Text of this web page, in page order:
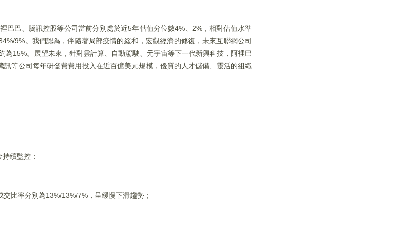
巴巴、騰訊控股等公司當前分別處於近5年估值分位數4%、2%，相對估值水準
9%。我們認為，伴隨著局部疫情的緩和，宏觀經濟的修復，未來互聯網公司
15%。展望未來，針對雲計算、自動駕駛、元宇宙等下一代新興科技，阿裡巴
等公司每年研發費費用投入在近百億美元規模，優質的人才儲備、靈活的組織
續監控：
比率分別為13%/13%/7%，呈緩慢下滑趨勢；